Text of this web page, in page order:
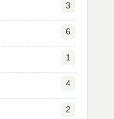
3
6
1
4
2